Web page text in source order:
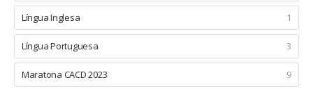
Língua Inglesa 1
Língua Portuguesa 3
Maratona CACD 2023 9